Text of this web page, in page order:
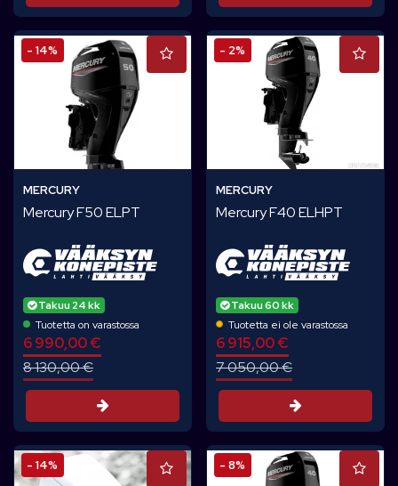
- 14%
MERCURY
Mercury F50 ELPT
Takuu 24 kk
Tuotetta on varastossa
6 990,00 €
8 130,00 €
Tarjouspyyntö
- 2%
MERCURY
Mercury F40 ELHPT
Takuu 60 kk
Tuotetta ei ole varastossa
6 915,00 €
7 050,00 €
- 14% - 8%